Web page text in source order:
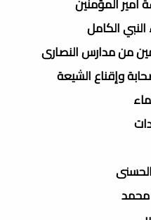
الكامل
من مدارس النصارى
وإقناع الشيعة
محمد